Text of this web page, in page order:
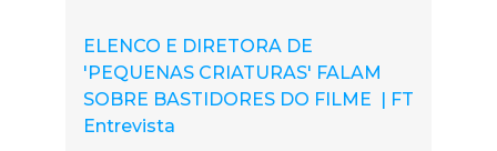
ELENCO E DIRETORA DE
'PEQUENAS CRIATURAS' FALAM
SOBRE BASTIDORES DO FILME | FT
Entrevista